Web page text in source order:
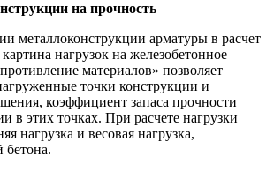
на прочность
металлоконструкции арматуры в расчет
нагрузок на железобетонное
материалов» позволяет
точки конструкции и
коэффициент запаса прочности
в этих точках. При расчете нагрузки
нагрузка и весовая нагрузка,
бетона.